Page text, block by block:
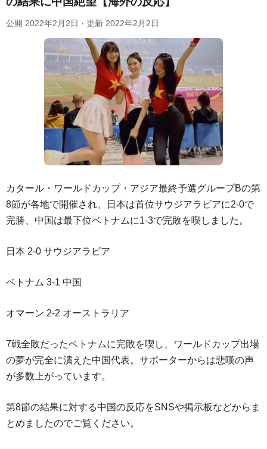
Powered by livedoor 相互RSS
公開 2022年2月2日 · 更新 2022年2月2日
カタール・ワールドカップ・アジア最終予選グループBの第
8節が各地で開催され、日本は首位サウジアラビアに2-0で
完勝、中国は最下位ベトナムに1-3で完敗を喫しました。
日本 2-0 サウジアラビア
ベトナム 3-1 中国
オマーン 2-2 オーストラリア
7戦全敗だったベトナムに完敗を喫し、ワールドカップ出場
の夢が完全に潰えた中国代表。サポーターからは悲嘆の声
が多数上がっています。
第8節の結果に対する中国の反応をSNSや掲示板などからま
とめましたのでご覧ください。